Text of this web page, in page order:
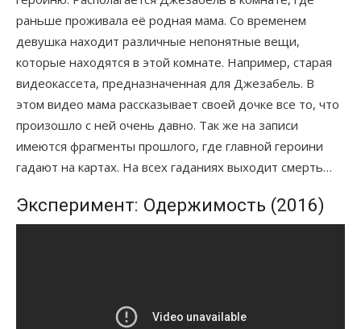
раньше проживала её родная мама. Со временем
девушка находит различные непонятные вещи,
которые находятся в этой комнате. Например, старая
видеокассета, предназначенная для Джезабель. В
этом видео мама рассказывает своей дочке все то, что
произошло с ней очень давно. Так же на записи
имеются фрагменты прошлого, где главной героини
гадают на картах. На всех гаданиях выходит смерть…
Эксперимент: Одержимость (2016)